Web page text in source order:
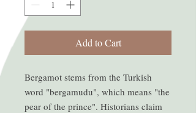
Add to Cart
Bergamot stems from the Turkish
word "bergamudu", which means "the
pear of the prince". Historians claim